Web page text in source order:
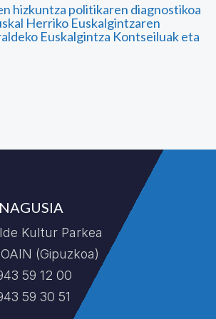
hizkuntza politikaren diagnostikoa
Herriko Euskalgintzaren
Euskalgintza Kontseiluak eta
Kultur Parkea
(Gipuzkoa)
59 12 00
59 30 51